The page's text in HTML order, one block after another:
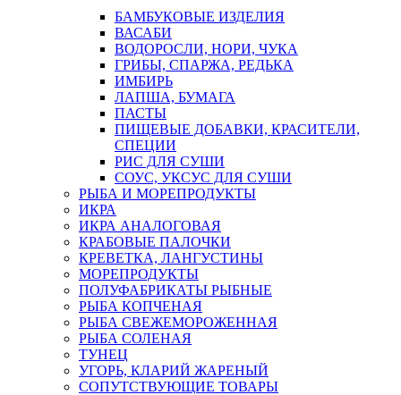
БАМБУКОВЫЕ ИЗДЕЛИЯ
ВАСАБИ
ВОДОРОСЛИ, НОРИ, ЧУКА
ГРИБЫ, СПАРЖА, РЕДЬКА
ИМБИРЬ
ЛАПША, БУМАГА
ПАСТЫ
ПИЩЕВЫЕ ДОБАВКИ, КРАСИТЕЛИ,
СПЕЦИИ
РИС ДЛЯ СУШИ
СОУС, УКСУС ДЛЯ СУШИ
РЫБА И МОРЕПРОДУКТЫ
ИКРА
ИКРА АНАЛОГОВАЯ
КРАБОВЫЕ ПАЛОЧКИ
КРЕВЕТКА, ЛАНГУСТИНЫ
МОРЕПРОДУКТЫ
ПОЛУФАБРИКАТЫ РЫБНЫЕ
РЫБА КОПЧЕНАЯ
РЫБА СВЕЖЕМОРОЖЕННАЯ
РЫБА СОЛЕНАЯ
ТУНЕЦ
УГОРЬ, КЛАРИЙ ЖАРЕНЫЙ
СОПУТСТВУЮЩИЕ ТОВАРЫ